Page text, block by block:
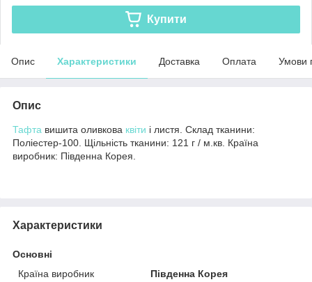
Купити
Опис Характеристики Доставка Оплата Умови
Опис
Тафта вишита оливкова квіти і листя. Склад тканини:
Поліестер-100. Щільність тканини: 121 г / м.кв. Країна
виробник: Південна Корея.
Характеристики
Основні
Країна виробник
Південна Корея